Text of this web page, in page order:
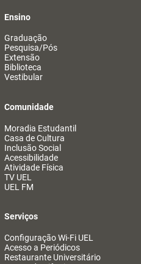
Ensino
Graduação
Pesquisa/Pós
Extensão
Biblioteca
Vestibular
Comunidade
Moradia Estudantil
Casa de Cultura
Inclusão Social
Acessibilidade
Atividade Física
TV UEL
UEL FM
Serviços
Configuração Wi-Fi UEL
Acesso a Periódicos
Restaurante Universitário